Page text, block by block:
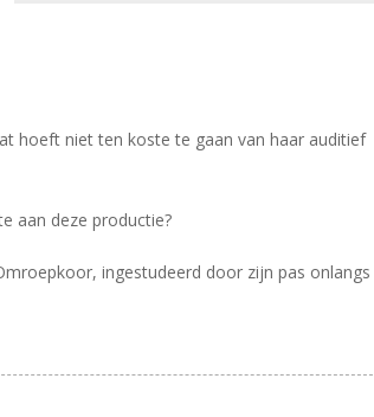
hoeft niet ten koste te gaan van haar auditief
aan deze productie?
ingestudeerd door zijn pas onlangs